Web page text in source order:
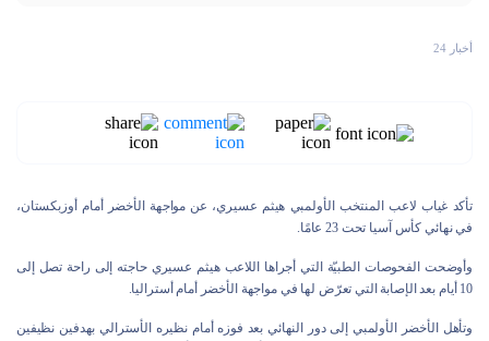
أخبار 24
تأكد غياب لاعب المنتخب الأولمبي هيثم عسيري، عن مواجهة الأخضر أمام أوزبكستان،
في نهائي كأس آسيا تحت 23 عامًا.
وأوضحت الفحوصات الطبيّة التي أجراها اللاعب هيثم عسيري حاجته إلى راحة تصل إلى
10 أيام بعد الإصابة التي تعرّض لها في مواجهة الأخضر أمام أستراليا.
وتأهل الأخضر الأولمبي إلى دور النهائي بعد فوزه أمام نظيره الأسترالي بهدفين نظيفين